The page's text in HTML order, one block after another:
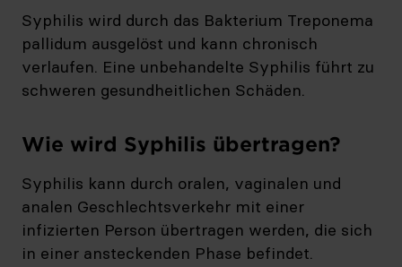
Syphilis wird durch das Bakterium Treponema
pallidum ausgelöst und kann chronisch
verlaufen. Eine unbehandelte Syphilis führt zu
schweren gesundheitlichen Schäden.
Wie wird Syphilis übertragen?
Syphilis kann durch oralen, vaginalen und
analen Geschlechtsverkehr mit einer
infizierten Person übertragen werden, die sich
in einer ansteckenden Phase befindet.